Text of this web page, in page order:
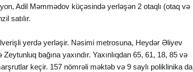
Adil Məmmədov küçəsində yerləşən 2 otaqlı (otaq və
satılır.
yerdə yerləşir. Nəsimi metrosuna, Heydər Əliyev
bağına yaxındır. Yaxınlıqdan 65, 61, 18, 85 və
keçir. 157 nömrəli məktəb və 9 saylı poliklinika da